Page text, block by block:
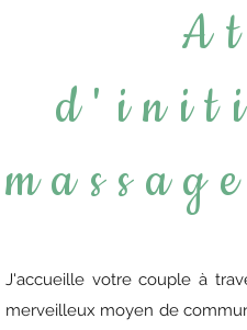
J'accueille votre couple à
merveilleux moyen de